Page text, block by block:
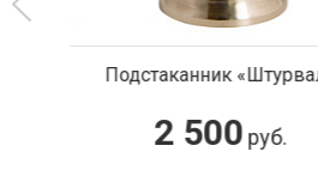
Подстаканник «Штурвал»
2 500руб.